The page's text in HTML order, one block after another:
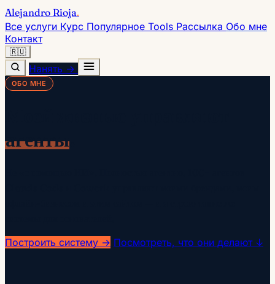
Alejandro Rioja.
Все услуги Курс Популярное Tools Рассылка Обо мне
Контакт
🇷🇺
Нанять →
ОБО МНЕ
агенты
Построить систему → Посмотреть, что они делают ↓